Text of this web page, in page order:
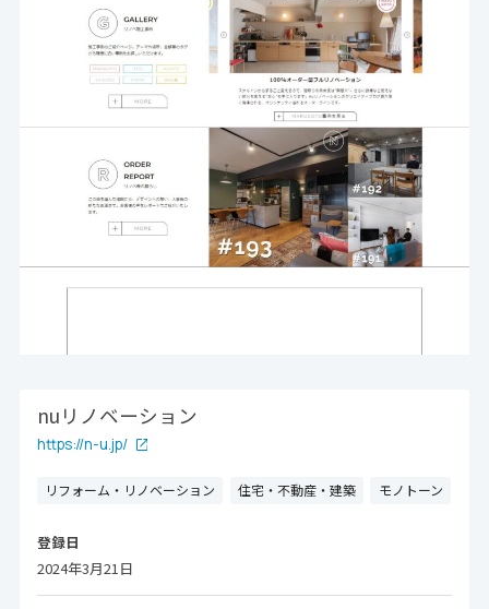
nuリノベーション
https://n-u.jp/
リフォーム・リノベーション 住宅・不動産・建築 モノトーン
登録日
2024年3月21日